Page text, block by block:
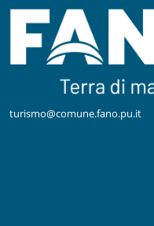
turismo@comune.fano.pu.it